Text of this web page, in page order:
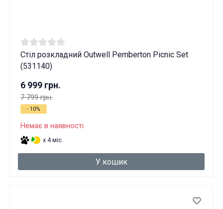
Стіл розкладний Outwell Pemberton Picnic Set
(531140)
6 999 грн.
7 799 грн.
- 10%
Немає в наявності
x 4 міс.
У кошик